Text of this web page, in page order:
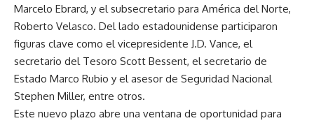
Marcelo Ebrard, y el subsecretario para América del Norte,
Roberto Velasco. Del lado estadounidense participaron
figuras clave como el vicepresidente J.D. Vance, el
secretario del Tesoro Scott Bessent, el secretario de
Estado Marco Rubio y el asesor de Seguridad Nacional
Stephen Miller, entre otros.
Este nuevo plazo abre una ventana de oportunidad para